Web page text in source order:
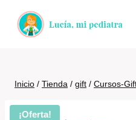
Inicio / Tienda / gift / Cursos-
¡Oferta!